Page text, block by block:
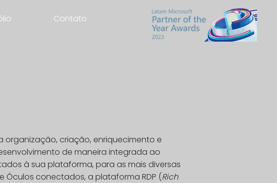
Contato
organização, criação, enriquecimento e
de maneira integrada ao
à sua plataforma, para as mais diversas
e Óculos conectados, a plataforma RDP (Rich